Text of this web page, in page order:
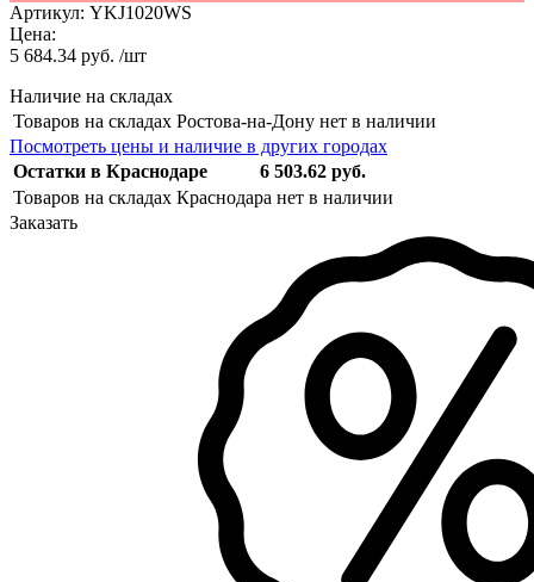
Артикул: YKJ1020WS
Цена:
5 684.34 руб. /шт
Наличие на складах
Товаров на складах Ростова-на-Дону нет в наличии
Посмотреть цены и наличие в других городах
Остатки в Краснодаре
6 503.62 руб.
Товаров на складах Краснодара нет в наличии
Заказать